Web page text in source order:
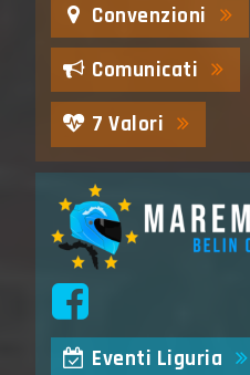
Convenzioni
Comunicati
7 Valori
Eventi Liguria